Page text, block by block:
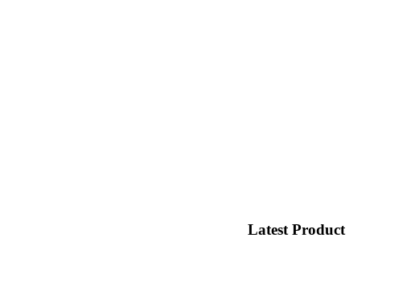
Latest Product